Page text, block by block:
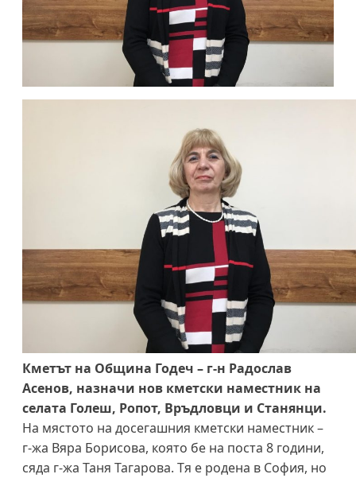
Кметът на Община Годеч – г-н Радослав
Асенов, назначи нов кметски наместник на
селата Голеш, Ропот, Връдловци и Станянци.
На мястото на досегашния кметски наместник –
г-жа Вяра Борисова, която бе на поста 8 години,
сяда г-жа Таня Тагарова. Тя е родена в София, но